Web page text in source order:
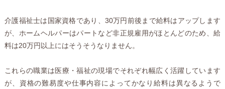
介護福祉士は国家資格であり、30万円前後まで給料はアップします
が、ホームヘルパーはパートなど非正規雇用がほとんどのため、給
料は20万円以上にはそうそうなりません。
これらの職業は医療・福祉の現場でそれぞれ幅広く活躍しています
が、資格の難易度や仕事内容によってかなり給料は異なるようで